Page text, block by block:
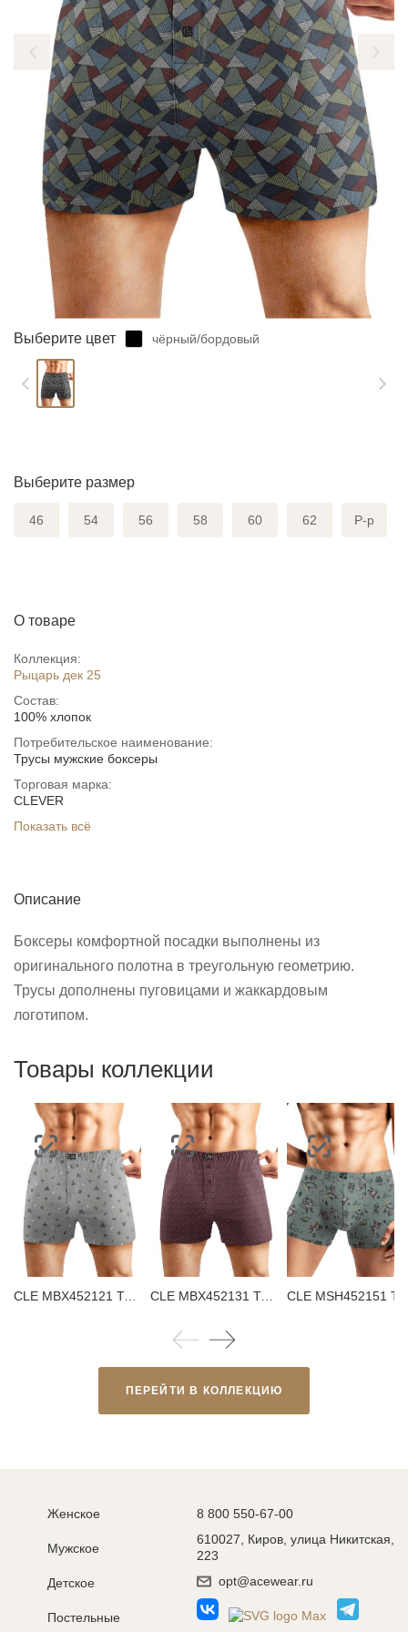
Выберите цвет чёрный/бордовый
Выберите размер
46 54 56 58 60 62 Р-р
О товаре
Коллекция:
Рыцарь дек 25
Состав:
100% хлопок
Потребительское наименование:
Трусы мужские боксеры
Торговая марка:
CLEVER
Показать всё
Описание
Боксеры комфортной посадки выполнены из
оригинального полотна в треугольную геометрию.
Трусы дополнены пуговицами и жаккардовым
логотипом.
Товары коллекции
CLE MBX452121 Трусы мужские боксеры CLE MBX452131 Трусы мужские боксеры
ПЕРЕЙТИ В КОЛЛЕКЦИЮ
Женское
Мужское
Детское
Постельные
8 800 550-67-00
610027, Киров, улица Никитская,
223
opt@acewear.ru